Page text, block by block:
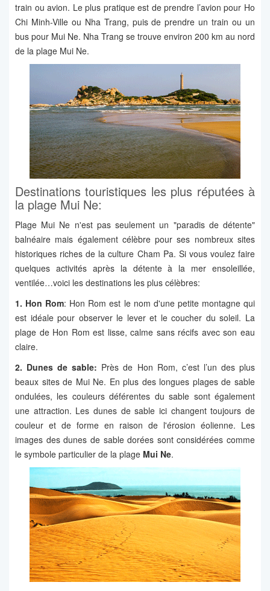
train ou avion. Le plus pratique est de prendre l’avion pour Ho
Chi Minh-Ville ou Nha Trang, puis de prendre un train ou un
bus pour Mui Ne. Nha Trang se trouve environ 200 km au nord
de la plage Mui Ne.
Destinations touristiques les plus réputées à
la plage Mui Ne:
Plage Mui Ne n'est pas seulement un "paradis de détente"
balnéaire mais également célèbre pour ses nombreux sites
historiques riches de la culture Cham Pa. Si vous voulez faire
quelques activités après la détente à la mer ensoleillée,
ventilée…voici les destinations les plus célèbres:
1. Hon Rom: Hon Rom est le nom d'une petite montagne qui
est idéale pour observer le lever et le coucher du soleil. La
plage de Hon Rom est lisse, calme sans récifs avec son eau
claire.
2. Dunes de sable: Près de Hon Rom, c’est l’un des plus
beaux sites de Mui Ne. En plus des longues plages de sable
ondulées, les couleurs déférentes du sable sont également
une attraction. Les dunes de sable ici changent toujours de
couleur et de forme en raison de l'érosion éolienne. Les
images des dunes de sable dorées sont considérées comme
le symbole particulier de la plage Mui Ne.